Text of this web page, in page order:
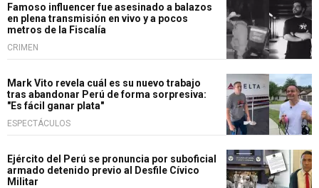
Famoso influencer fue asesinado a balazos
en plena transmisión en vivo y a pocos
metros de la Fiscalía
CRIMEN
Mark Vito revela cuál es su nuevo trabajo
tras abandonar Perú de forma sorpresiva:
"Es fácil ganar plata"
ESPECTÁCULOS
Ejército del Perú se pronuncia por suboficial
armado detenido previo al Desfile Cívico
Militar